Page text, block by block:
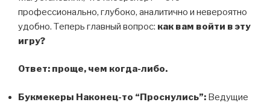
профессионально, глубоко, аналитично и невероятно
удобно. Теперь главный вопрос: как вам войти в эту
игру?
Ответ: проще, чем когда-либо.
Букмекеры Наконец-то “Проснулись”: Ведущие